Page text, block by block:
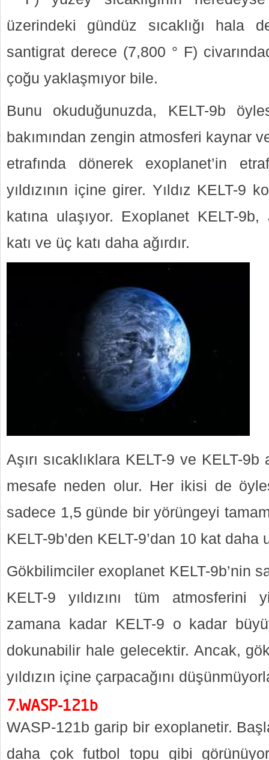
üzerindeki gündüz sıcaklığı hala
santigrat derece (7,800 ° F)
çoğu yaklaşmıyor bile.
Bunu okuduğunuzda, KELT-9b
bakımından zengin atmosferi kaynar
etrafında dönerek exoplanet’in
yıldızının içine girer. Yıldız KELT-9
katına ulaşıyor. Exoplanet KELT-
katı ve üç katı daha ağırdır.
Aşırı sıcaklıklara KELT-9 ve KELT-
mesafe neden olur. Her ikisi de
sadece 1,5 günde bir yörüngeyi
KELT-9b’den KELT-9’dan 10 kat daha
Gökbilimciler exoplanet KELT-9b’nin
KELT-9 yıldızını tüm atmosferini
zamana kadar KELT-9 o kadar
dokunabilir hale gelecektir. Ancak,
yıldızın içine çarpacağını
7.WASP-121b
WASP-121b garip bir exoplanetir.
daha çok futbol topu gibi